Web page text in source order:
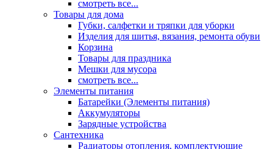
смотреть все...
Товары для дома
Губки, салфетки и тряпки для уборки
Изделия для шитья, вязания, ремонта обуви
Корзина
Товары для праздника
Мешки для мусора
смотреть все...
Элементы питания
Батарейки (Элементы питания)
Аккумуляторы
Зарядные устройства
Сантехника
Радиаторы отопления, комплектующие